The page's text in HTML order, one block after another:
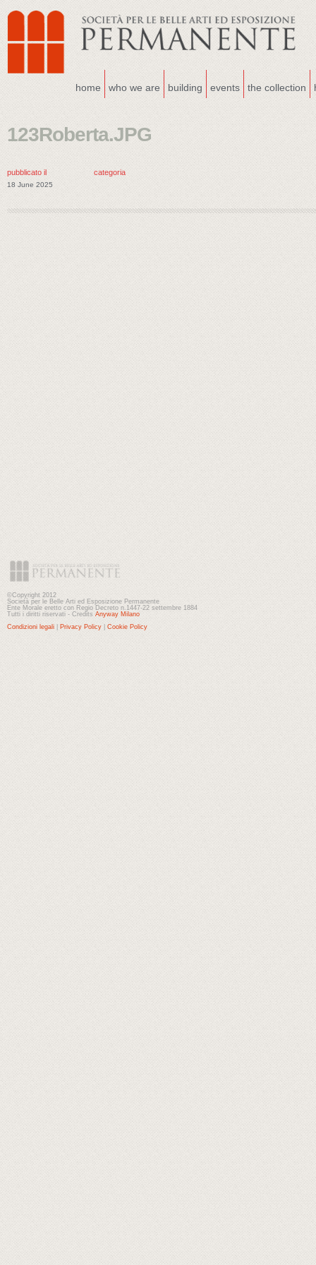
home who we are building events the collection
123Roberta.JPG
pubblicato il
18 June 2025
categoria
©Copyright 2012
Società per le Belle Arti ed Esposizione Permanente
Ente Morale eretto con Regio Decreto n.1447-22 settembre 1884
Tutti i diritti riservati - Credits Anyway Milano
Condizioni legali
Privacy Policy Cookie Policy